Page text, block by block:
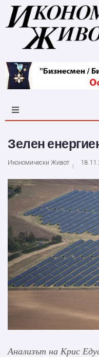
Зелен
Икономически Живот
Анализът на Крис